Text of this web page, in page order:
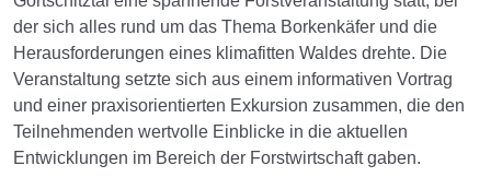
der sich alles rund um das Thema Borkenkäfer und die
Herausforderungen eines klimafitten Waldes drehte. Die
Veranstaltung setzte sich aus einem informativen Vortrag
und einer praxisorientierten Exkursion zusammen, die den
Teilnehmenden wertvolle Einblicke in die aktuellen
Entwicklungen im Bereich der Forstwirtschaft gaben.